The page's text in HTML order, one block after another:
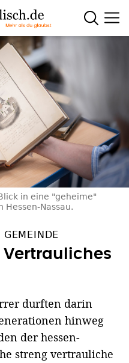
in eine "geheime"
Hessen-Nassau.
GEMEINDE
Vertrauliches
durften darin
hinweg
der hessen-
streng vertrauliche